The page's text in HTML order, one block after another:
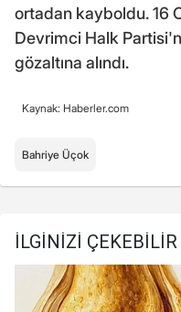
ortadan kayboldu. 16
Devrimci Halk
gözaltına alındı.
Kaynak: Haberler.com
Bahriye Üçok